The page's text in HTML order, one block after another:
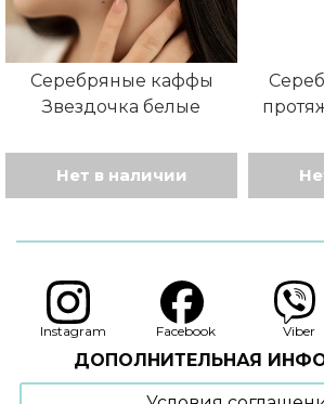
странице
товара.
Серебряные каффы
Звездочка белые
Нет в наличии
Instagram Facebook Viber
ДОПОЛНИТЕЛЬНАЯ